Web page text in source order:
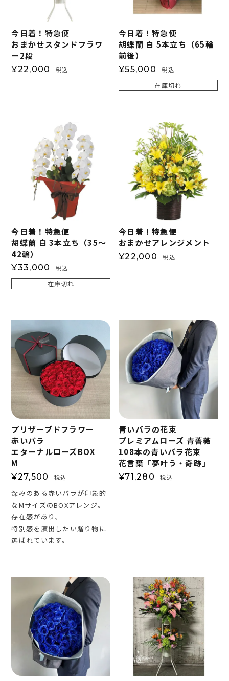
今日着！特急便
おまかせスタンドフラワ
ー2段
¥22,000 税込
今日着！特急便
胡蝶蘭 白 5本立ち（65輪
前後）
¥55,000 税込
在庫切れ
今日着！特急便
胡蝶蘭 白 3本立ち（35～
42輪）
¥33,000 税込
在庫切れ
今日着！特急便
おまかせアレンジメント
¥22,000 税込
プリザーブドフラワー
赤いバラ
エターナルローズBOX
M
¥27,500 税込
深みのある赤いバラが印象的
なMサイズのBOXアレンジ。
存在感があり、
特別感を演出したい贈り物に
選ばれています。
青いバラの花束
プレミアムローズ 青薔薇
108本の青いバラ花束
花言葉「夢叶う・奇跡」
¥71,280 税込